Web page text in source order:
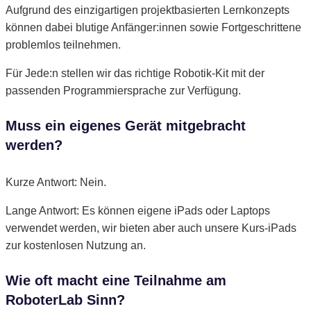
Aufgrund des einzigartigen projektbasierten Lernkonzepts
können dabei blutige Anfänger:innen sowie Fortgeschrittene
problemlos teilnehmen.
Für Jede:n stellen wir das richtige Robotik-Kit mit der
passenden Programmiersprache zur Verfügung.
Muss ein eigenes Gerät mitgebracht
werden?
Kurze Antwort: Nein.
Lange Antwort: Es können eigene iPads oder Laptops
verwendet werden, wir bieten aber auch unsere Kurs-iPads
zur kostenlosen Nutzung an.
Wie oft macht eine Teilnahme am
RoboterLab Sinn?